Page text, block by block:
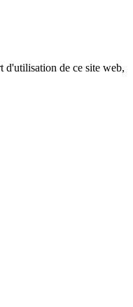
d'utilisation de ce site web,